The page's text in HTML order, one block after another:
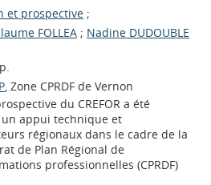
et prospective ;
FOLLEA ; Nadine DUDOUBLE
, Zone CPRDF de Vernon
du CREFOR a été
appui technique et
régionaux dans le cadre de la
de Plan Régional de
professionnelles (CPRDF)